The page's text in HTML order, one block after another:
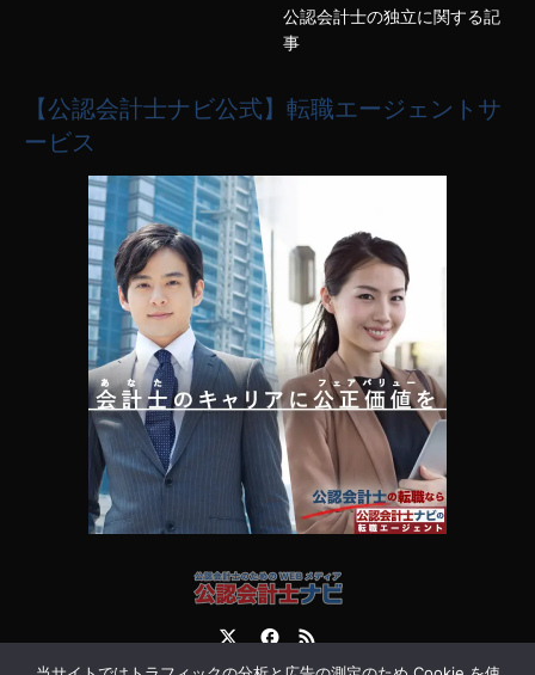
公認会計士の独立に関する記
事
【公認会計士ナビ公式】転職エージェントサ
ービス